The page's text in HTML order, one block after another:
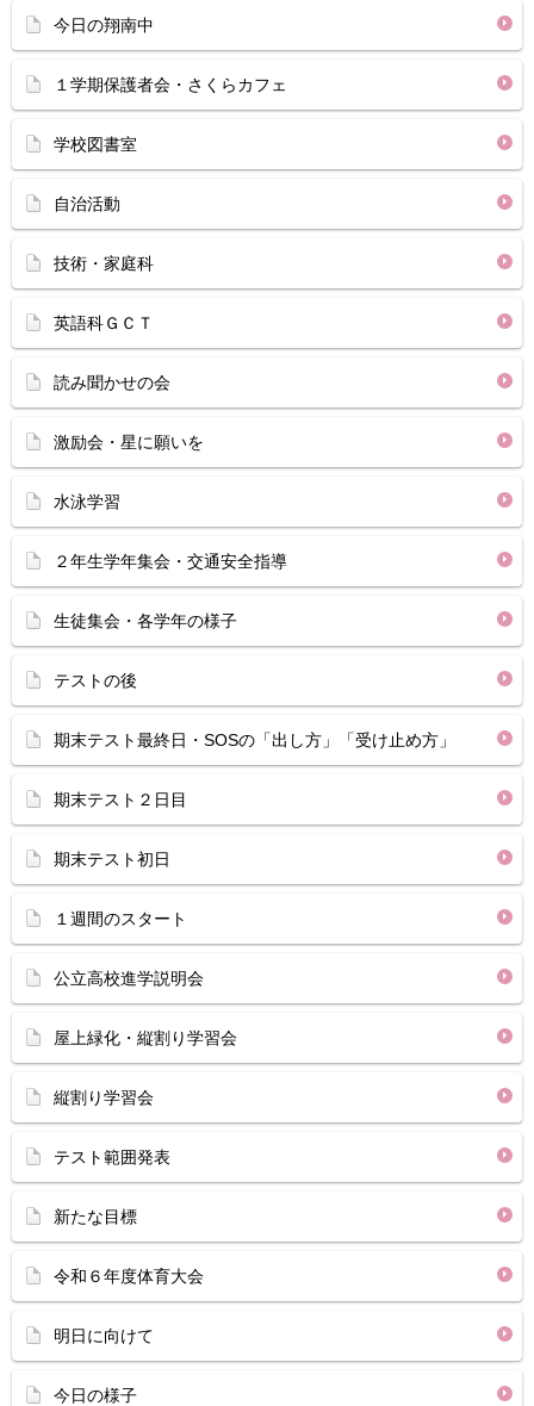
今日の翔南中
１学期保護者会・さくらカフェ
学校図書室
自治活動
技術・家庭科
英語科ＧＣＴ
読み聞かせの会
激励会・星に願いを
水泳学習
２年生学年集会・交通安全指導
生徒集会・各学年の様子
テストの後
期末テスト最終日・SOSの「出し方」「受け止め方」
期末テスト２日目
期末テスト初日
１週間のスタート
公立高校進学説明会
屋上緑化・縦割り学習会
縦割り学習会
テスト範囲発表
新たな目標
令和６年度体育大会
明日に向けて
今日の様子